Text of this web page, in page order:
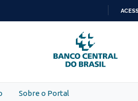
PARA
O
CONTEÚDO
Sobre o Portal